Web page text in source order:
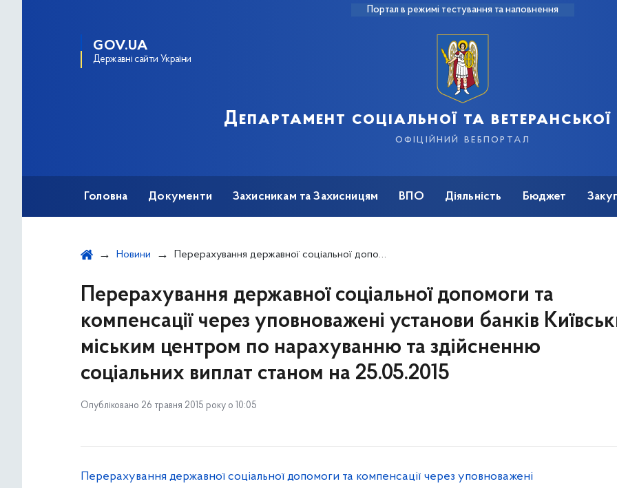
Портал в режимі тестування та наповнення
GOV.UA
Державні сайти України
Департамент соціальної та ветеранської
офіційний вебпортал
Головна Документи Захисникам та Захисницям ВПО Діяльність Бюджет
Новини Перерахування державної соціальної допомоги та компенсації через уповноважені установи банків Київським міським центром по нарахуванню та здійсненню соціальних виплат станом на 25.05.2015
Перерахування державної соціальної допомоги та
компенсації через уповноважені установи банків
міським центром по нарахуванню та здійсненню
соціальних виплат станом на 25.05.2015
Опубліковано 26 травня 2015 року о 10:05
Перерахування державної соціальної допомоги та компенсації через уповноважені